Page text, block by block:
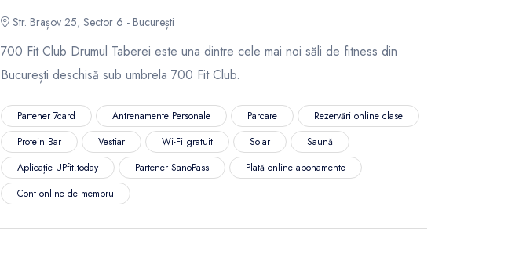
Str. Brașov 25, Sector 6 - București
700 Fit Club Drumul Taberei este una dintre cele mai noi săli de fitness din
București deschisă sub umbrela 700 Fit Club.
Partener 7card Antrenamente Personale Parcare
Rezervări online clase
Protein Bar
Vestiar Wi-Fi gratuit Solar
Saună
Aplicație UPfit.today
Partener SanoPass
Plată online abonamente
Cont online de membru